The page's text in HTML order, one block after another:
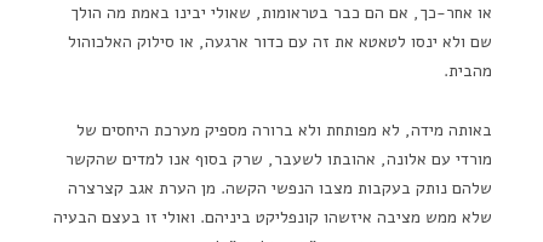
או אחר-כך, אם הם כבר בטראומות, שאולי יבינו באמת מה הולך
שם ולא ינסו לטאטא את זה עם כדור ארגעה, או סילוק האלכוהול
מהבית.
באותה מידה, לא מפותחת ולא ברורה מספיק מערכת היחסים של
מורדי עם אלונה, אהובתו לשעבר, שרק בסוף אנו למדים שהקשר
שלהם נותק בעקבות מצבו הנפשי הקשה. מן הערת אגב קצרצרה
שלא ממש מציבה איזשהו קונפליקט ביניהם. ואולי זו בעצם הבעיה